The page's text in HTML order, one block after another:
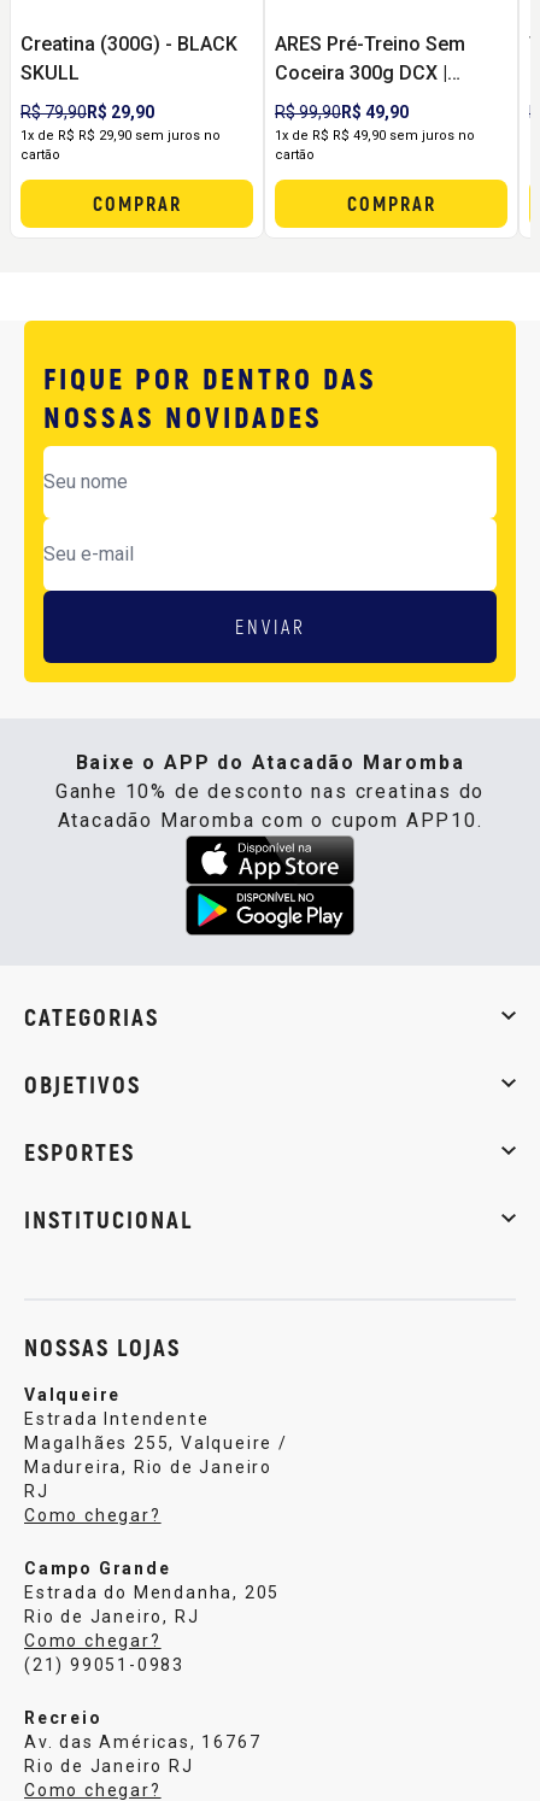
Creatina (300G) - BLACK
SKULL
R$ 79,90R$ 29,90
1x de R$ R$ 29,90 sem juros no
cartão
COMPRAR
ARES Pré-Treino Sem
Coceira 300g DCX |
Energia, Foco e Pump
sem Formigamento
R$ 99,90R$ 49,90
1x de R$ R$ 49,90 sem juros no
cartão
COMPRAR
FIQUE POR DENTRO DAS
NOSSAS NOVIDADES
ENVIAR
Baixe o APP do Atacadão Maromba
Ganhe 10% de desconto nas creatinas do
Atacadão Maromba com o cupom APP10.
CATEGORIAS
OBJETIVOS
ESPORTES
INSTITUCIONAL
NOSSAS LOJAS
Valqueire
Estrada Intendente
Magalhães 255, Valqueire /
Madureira, Rio de Janeiro
RJ
Como chegar?
Campo Grande
Estrada do Mendanha, 205
Rio de Janeiro, RJ
Como chegar?
(21) 99051-0983
Recreio
Av. das Américas, 16767
Rio de Janeiro RJ
Como chegar?